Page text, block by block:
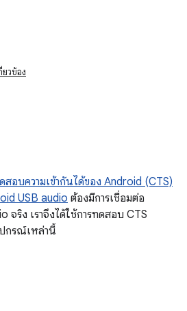
วข้อง
สอบความเข้ากันได้ของ Android (CTS)
USB audio ต้องมีการเชื่อมต่อ
ริง เราจึงได้ใช้การทดสอบ CTS
กรณ์เหล่านี้